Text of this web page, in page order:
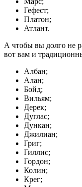
Гефест;
Платон;
Атлант.
А чтобы вы долго не
вот вам и
Албан;
Алан;
Бойд;
Вильям;
Дерек;
Дуглас;
Дункан;
Джилиан;
Григ;
Гиллис;
Гордон;
Колин;
Крег;